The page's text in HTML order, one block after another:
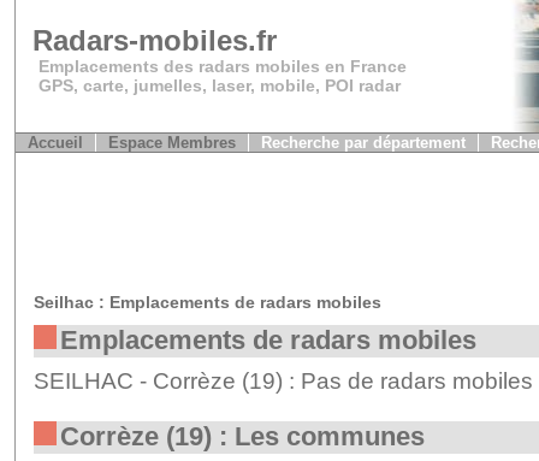
Radars-mobiles.fr
Emplacements des radars mobiles en France
GPS, carte, jumelles, laser, mobile, POI radar
Accueil Espace Membres Recherche par département
Seilhac : Emplacements de radars mobiles
Emplacements de radars mobiles
SEILHAC - Corrèze (19) : Pas de radars
Corrèze (19) : Les communes